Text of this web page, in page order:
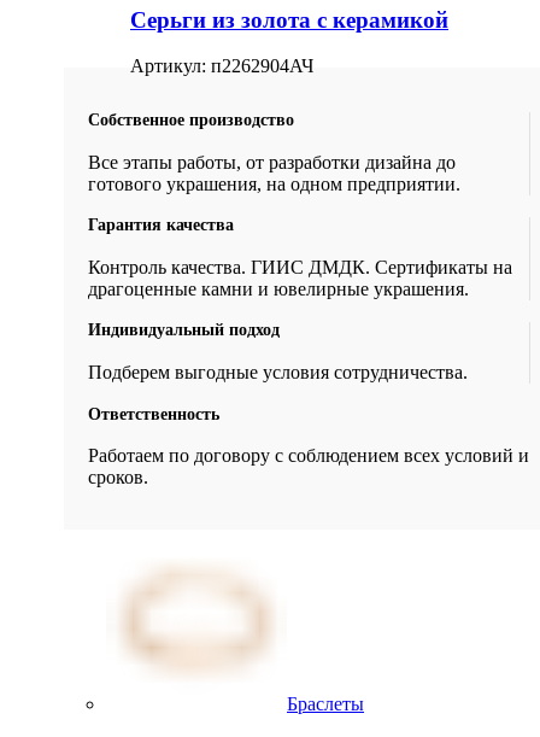
Серьги из золота с керамикой
Артикул: п2262904АЧ
Собственное производство
Все этапы работы, от разработки дизайна до
готового украшения, на одном предприятии.
Гарантия качества
Контроль качества. ГИИС ДМДК. Сертификаты на
драгоценные камни и ювелирные украшения.
Индивидуальный подход
Подберем выгодные условия сотрудничества.
Ответственность
Работаем по договору с соблюдением всех условий и
сроков.
Браслеты